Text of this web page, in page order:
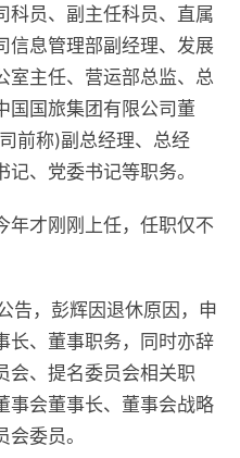
科员、副主任科员、直属
信息管理部副经理、发展
室主任、营运部总监、总
国国旅集团有限公司董
前称)副总经理、总经
、党委书记等职务。
才刚刚上任，任职仅不
，彭辉因退休原因，申
长、董事职务，同时亦辞
会、提名委员会相关职
事会董事长、董事会战略
委员。